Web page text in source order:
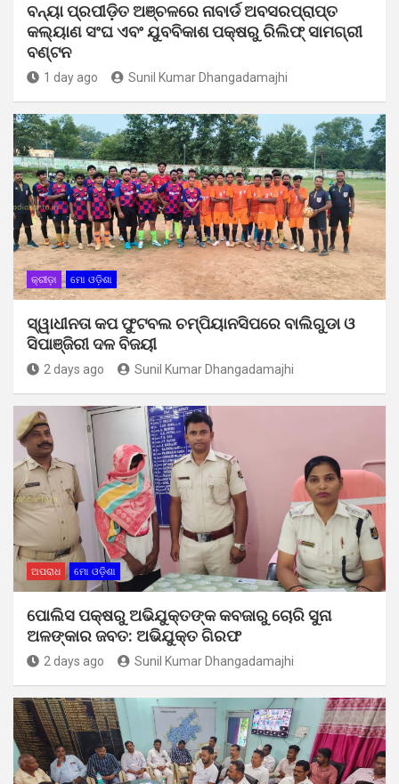
ବନ୍ୟା ପ୍ରପୀଡ଼ିତ ଅଞ୍ଚଳରେ ନାବାର୍ଡ ଅବସରପ୍ରାପ୍ତ
କଲ୍ୟାଣ ସଂଘ ଏବଂ ଯୁବବିକାଶ ପକ୍ଷରୁ ରିଲିଫ୍ ସାମଗ୍ରୀ
ବଣ୍ଟନ
1 day ago Sunil Kumar Dhangadamajhi
କ୍ରୀଡ଼ା ମୋ ଓଡ଼ିଶା
ସ୍ୱାଧୀନତା କପ ଫୁଟବଲ ଚମ୍ପିୟାନସିପରେ ବାଲିଗୁଡା ଓ
ସିପାଞ୍ଜିରୀ ଦଳ ବିଜୟୀ
2 days ago Sunil Kumar Dhangadamajhi
ଅପରାଧ ମୋ ଓଡ଼ିଶା
ପୋଲିସ ପକ୍ଷରୁ ଅଭିଯୁକ୍ତଙ୍କ କବଜାରୁ ଚୋରି ସୁନା
ଅଳଙ୍କାର ଜବତ: ଅଭିଯୁକ୍ତ ଗିରଫ
2 days ago Sunil Kumar Dhangadamajhi